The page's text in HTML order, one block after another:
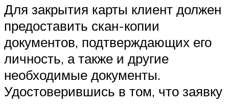
Для закрытия карты клиент должен
предоставить скан-копии
документов, подтверждающих его
личность, а также и другие
необходимые документы.
Удостоверившись в том, что заявку